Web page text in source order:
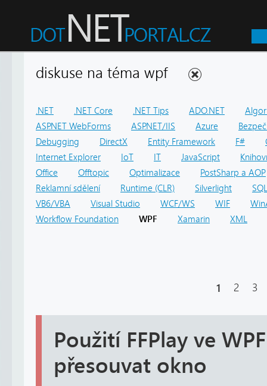
diskuse na téma wpf
.NET .NET Core .NET Tips ADO.NET
ASP.NET WebForms
ASP.NET/IIS Azure
Debugging
DirectX Entity Framework F#
Internet Explorer
IoT IT JavaScript
Office
Offtopic Optimalizace
PostSharp a AOP
Reklamní sdělení
Runtime (CLR) Silverlight
SQL
VB6/VBA
Visual Studio WCF/WS WIF
Workflow Foundation
WPF Xamarin XML
1 2 3
Použití FFPlay ve
přesouvat okno